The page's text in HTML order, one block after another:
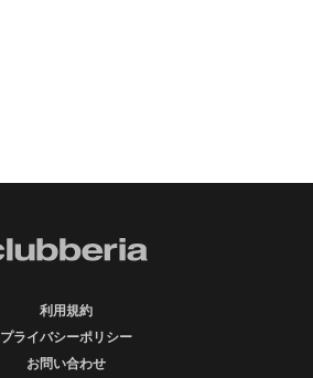
利用規約
プライバシーポリシー
お問い合わせ